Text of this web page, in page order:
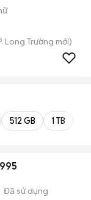
Long Trường mới)
512 GB 1 TB
Đã sử dụng